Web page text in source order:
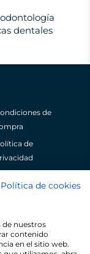
dentales
de
de
Política de cookies
de nuestros
contenido
en el sitio web.